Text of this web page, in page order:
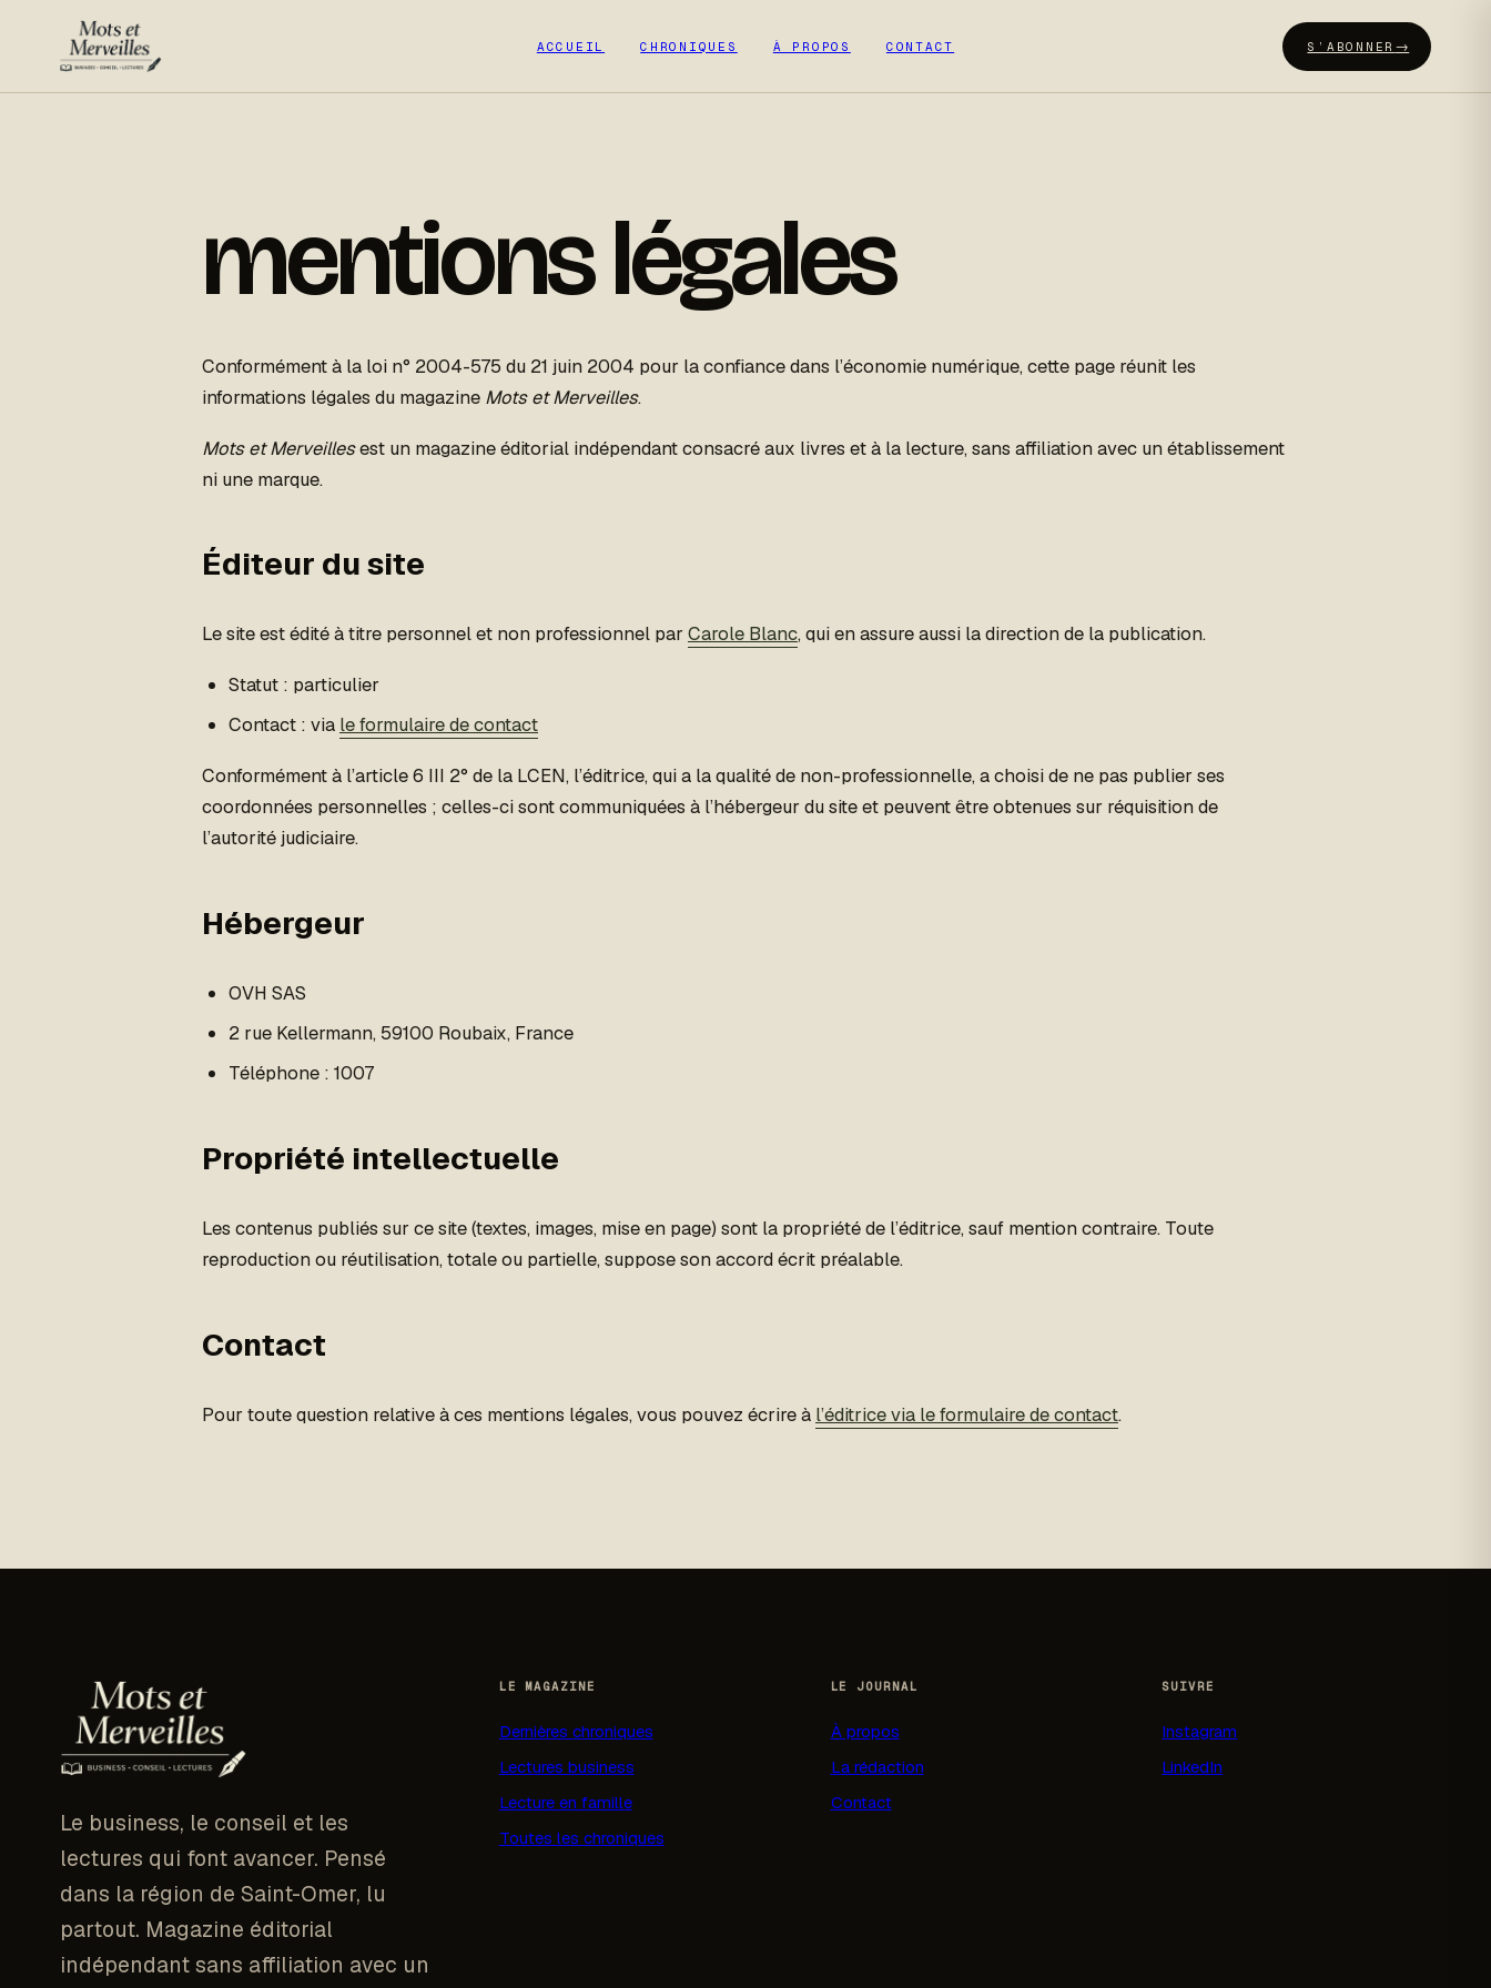
contenu
ACCUEIL CHRONIQUES À PROPOS CONTACT S’ABONNER
mentions légales
Conformément à la loi n° 2004-575 du 21 juin 2004 pour la confiance dans l’économie numérique, cette page réunit les
informations légales du magazine Mots et Merveilles.
Mots et Merveillesest un magazine éditorial indépendant consacré aux livres et à la lecture, sans affiliation avec un établissement
ni une marque.
Éditeur du site
Le site est édité à titre personnel et non professionnel par Carole Blanc, qui en assure aussi la direction de la publication.
Statut : particulier
Contact : via le formulaire de contact
Conformément à l’article 6 III 2° de la LCEN, l’éditrice, qui a la qualité de non-professionnelle, a choisi de ne pas publier ses
coordonnées personnelles ; celles-ci sont communiquées à l’hébergeur du site et peuvent être obtenues sur réquisition de
l’autorité judiciaire.
Hébergeur
OVH SAS
2 rue Kellermann, 59100 Roubaix, France
Téléphone : 1007
Propriété intellectuelle
Les contenus publiés sur ce site (textes, images, mise en page) sont la propriété de l’éditrice, sauf mention contraire. Toute
reproduction ou réutilisation, totale ou partielle, suppose son accord écrit préalable.
Contact
Pour toute question relative à ces mentions légales, vous pouvez écrire à l’éditrice via le formulaire de contact.
Le business, le conseil et les
lectures qui font avancer. Pensé
dans la région de Saint-Omer, lu
partout. Magazine éditorial
indépendant sans affiliation avec un
LE MAGAZINE
Dernières chroniques
Lectures business
Lecture en famille
Toutes les chroniques
LE JOURNAL
À propos
La rédaction
Contact
SUIVRE
Instagram
LinkedIn